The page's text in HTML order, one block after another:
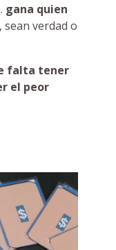
gana quien
, sean verdad o
falta tener
el peor